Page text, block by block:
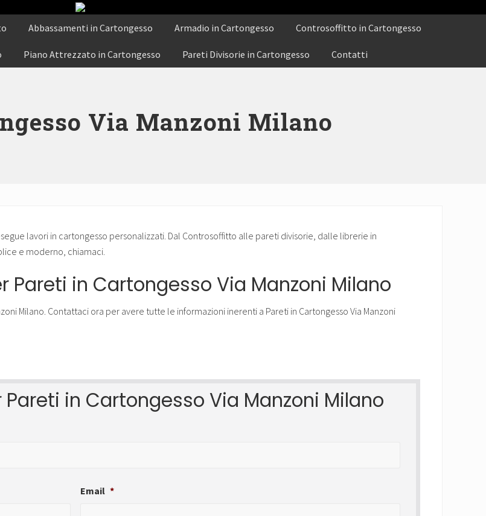
La
nostra
esegue
lavori
Controsoffitto
misura
agli
armadi.
in
Cartongesso
è
semplice
Abbassamenti in Cartongesso Armadio in Cartongesso Controsoffitto in Cartongesso
Piano Attrezzato in Cartongesso Pareti Divisorie in Cartongesso Contatti
Via Manzoni Milano
lavori in cartongesso personalizzati. Dal Controsoffitto alle pareti divisorie, dalle librerie in
e moderno, chiamaci.
Pareti in Cartongesso Via Manzoni Milano
in Cartongesso Via Manzoni Milano
Email *